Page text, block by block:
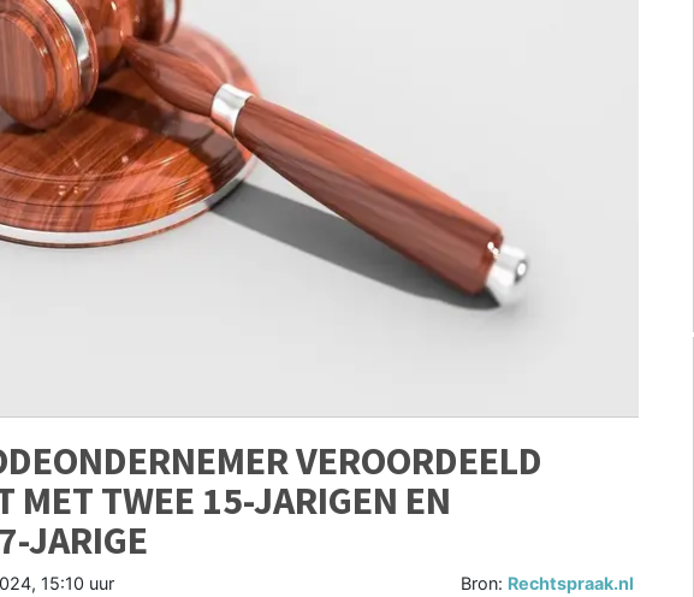
VEROORDEELD
MET TWEE 15-JARIGEN EN
JARIGE
15:10 uur Bron: Rechtspraak.nl